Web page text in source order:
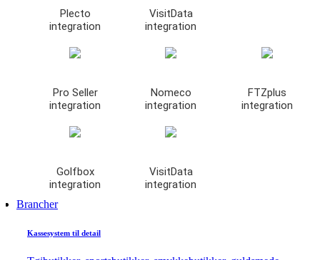
Plecto
integration
VisitData
integration
Pro Seller
integration
Nomeco
integration
FTZplus
integration
Golfbox
integration
VisitData
integration
Brancher
Kassesystem til detail